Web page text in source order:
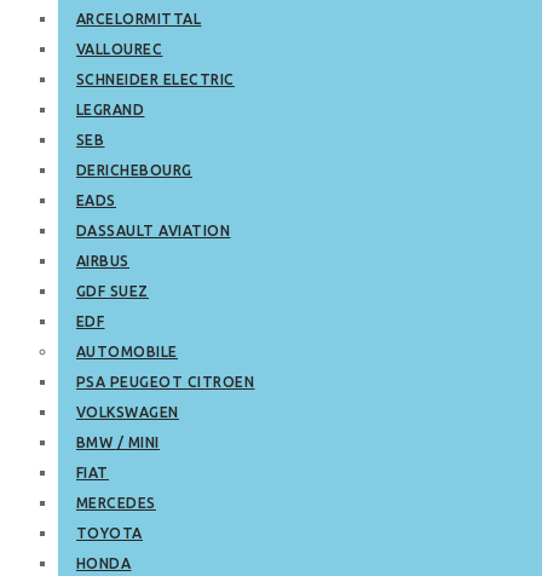
ARCELORMITTAL
VALLOUREC
SCHNEIDER ELECTRIC
LEGRAND
SEB
DERICHEBOURG
EADS
DASSAULT AVIATION
AIRBUS
GDF SUEZ
EDF
AUTOMOBILE
PSA PEUGEOT CITROEN
VOLKSWAGEN
BMW / MINI
FIAT
MERCEDES
TOYOTA
HONDA